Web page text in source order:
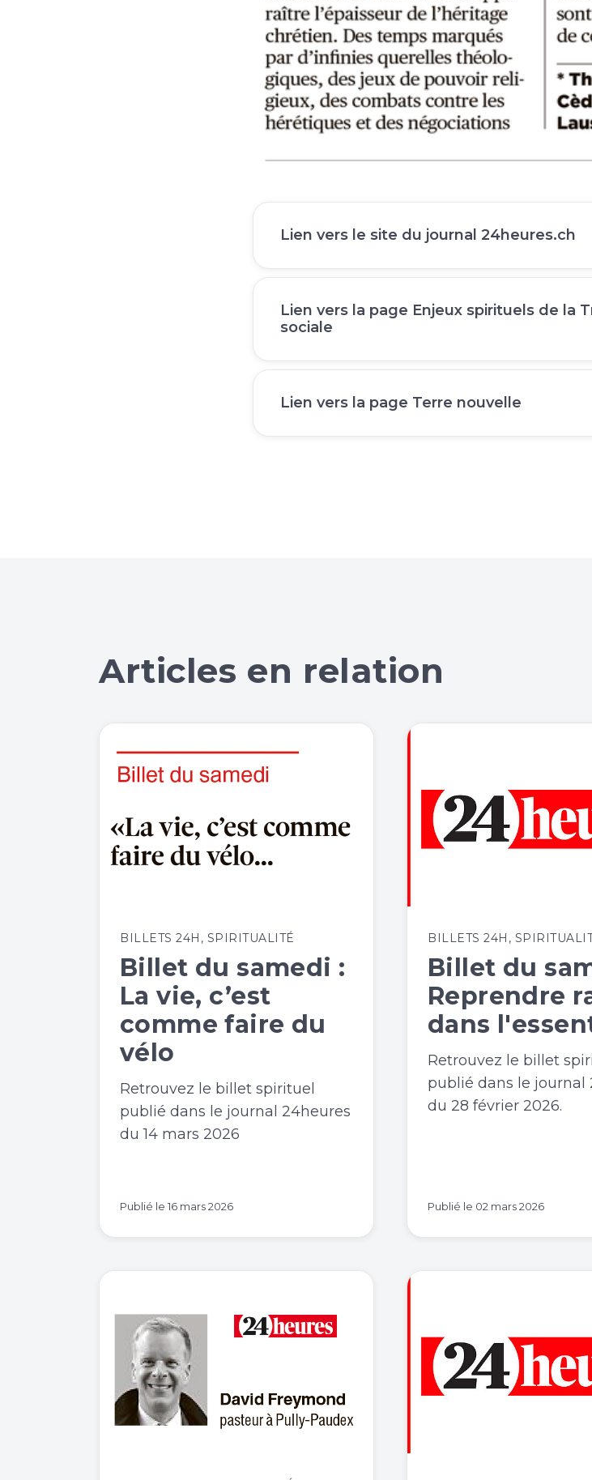
Lien vers le site du journal 24heures.ch
Lien vers la page Enjeux spirituels de la
sociale
Lien vers la page Terre nouvelle
Articles en relation
BILLETS 24H , SPIRITUALITÉ
Billet du samedi :
La vie, c’est
comme faire du
vélo
Retrouvez le billet spirituel
publié dans le journal 24heures
du 14 mars 2026
Publié le 16 mars 2026
BILLETS 24H ,
Billet du
Reprendre
dans
Retrouvez le billet
publié dans le journal
du 28 février 2026.
Publié le 02 mars 2026